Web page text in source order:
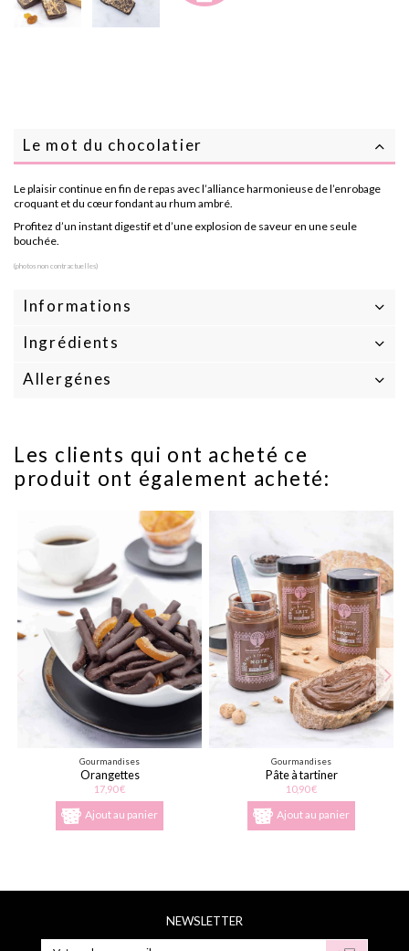
Le mot du chocolatier
Le plaisir continue en fin de repas avec l’alliance harmonieuse de l’enrobage
croquant et du cœur fondant au rhum ambré.
Profitez d’un instant digestif et d’une explosion de saveur en une seule
bouchée.
(photos non contractuelles)
Informations
Ingrédients
Allergénes
Les clients qui ont acheté ce
produit ont également acheté:
Gourmandises
Orangettes
17,90 €
Ajout au panier
Gourmandises
Pâte à tartiner
10,90 €
Ajout au panier
NEWSLETTER